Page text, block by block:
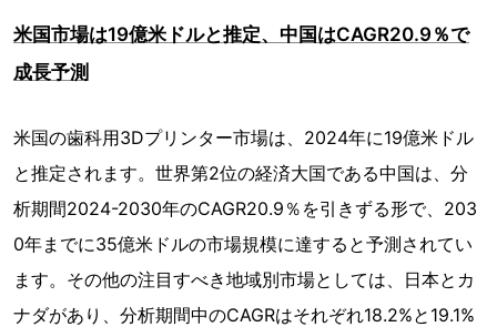
米国市場は19億米ドルと推定、中国はCAGR20.9％で
成長予測
米国の歯科用3Dプリンター市場は、2024年に19億米ドル
と推定されます。世界第2位の経済大国である中国は、分
析期間2024-2030年のCAGR20.9％を引きずる形で、203
0年までに35億米ドルの市場規模に達すると予測されてい
ます。その他の注目すべき地域別市場としては、日本とカ
ナダがあり、分析期間中のCAGRはそれぞれ18.2%と19.1%